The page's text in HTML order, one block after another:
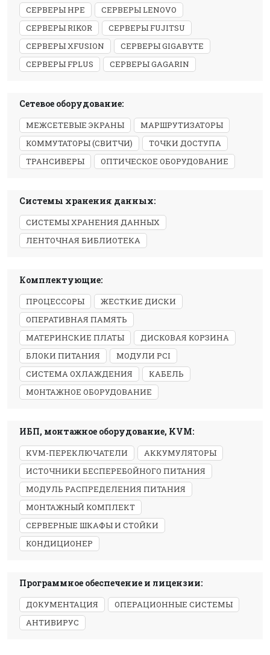
СЕРВЕРЫ HPE
СЕРВЕРЫ LENOVO
СЕРВЕРЫ RIKOR
СЕРВЕРЫ FUJITSU
СЕРВЕРЫ XFUSION
СЕРВЕРЫ GIGABYTE
СЕРВЕРЫ FPLUS
СЕРВЕРЫ GAGARIN
Сетевое оборудование:
МЕЖСЕТЕВЫЕ ЭКРАНЫ
МАРШРУТИЗАТОРЫ
КОММУТАТОРЫ (СВИТЧИ)
ТОЧКИ ДОСТУПА
ТРАНСИВЕРЫ
ОПТИЧЕСКОЕ ОБОРУДОВАНИЕ
Системы хранения данных:
СИСТЕМЫ ХРАНЕНИЯ ДАННЫХ
ЛЕНТОЧНАЯ БИБЛИОТЕКА
Комплектующие:
ПРОЦЕССОРЫ
ЖЕСТКИЕ ДИСКИ
ОПЕРАТИВНАЯ ПАМЯТЬ
МАТЕРИНСКИЕ ПЛАТЫ
ДИСКОВАЯ КОРЗИНА
БЛОКИ ПИТАНИЯ
МОДУЛИ PCI
СИСТЕМА ОХЛАЖДЕНИЯ
КАБЕЛЬ
МОНТАЖНОЕ ОБОРУДОВАНИЕ
ИБП, монтажное оборудование, KVM:
KVM-ПЕРЕКЛЮЧАТЕЛИ
АККУМУЛЯТОРЫ
ИСТОЧНИКИ БЕСПЕРЕБОЙНОГО ПИТАНИЯ
МОДУЛЬ РАСПРЕДЕЛЕНИЯ ПИТАНИЯ
МОНТАЖНЫЙ КОМПЛЕКТ
СЕРВЕРНЫЕ ШКАФЫ И СТОЙКИ
КОНДИЦИОНЕР
Программное обеспечение и лицензии:
ДОКУМЕНТАЦИЯ
ОПЕРАЦИОННЫЕ СИСТЕМЫ
АНТИВИРУС